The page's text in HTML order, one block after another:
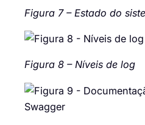
Figura 7 – Estado do
Figura 8 – Níveis de log